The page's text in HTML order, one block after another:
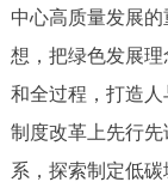
便民服务
中介服务
中心高质量发展
想，把绿色发展
和全过程，打造
制度改革上先行
系，探索制定低